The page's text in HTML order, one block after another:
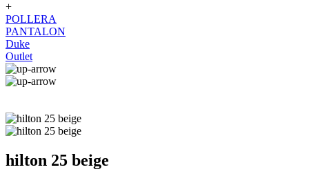
+
POLLERA
PANTALON
Duke
Outlet
hilton 25 beige